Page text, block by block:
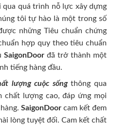
quá trình nỗ lực xây dựng
tôi tự hào là một trong số
những Tiêu chuẩn chứng
hợp quy theo tiêu chuẩn
SaigonDoor đã trở thành một
tiếng hàng đầu.
lượng cuộc sốngthông qua
chất lượng cao, đáp ứng mọi
SaigonDoorcam kết đem
lòng tuyệt đối. Cam kết chất